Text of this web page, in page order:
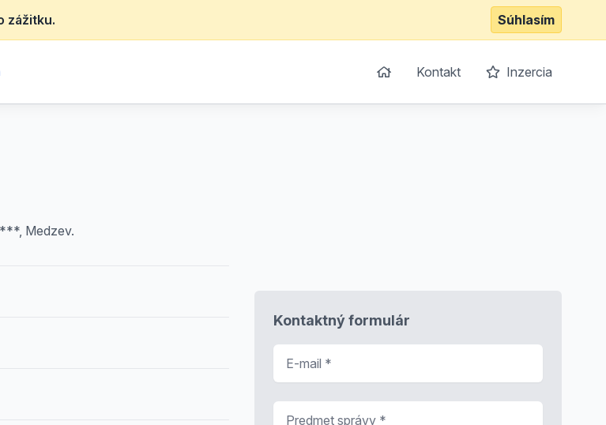
zážitku. Súhlasím
Kontakt Inzercia
Medzev.
Kontaktný formulár